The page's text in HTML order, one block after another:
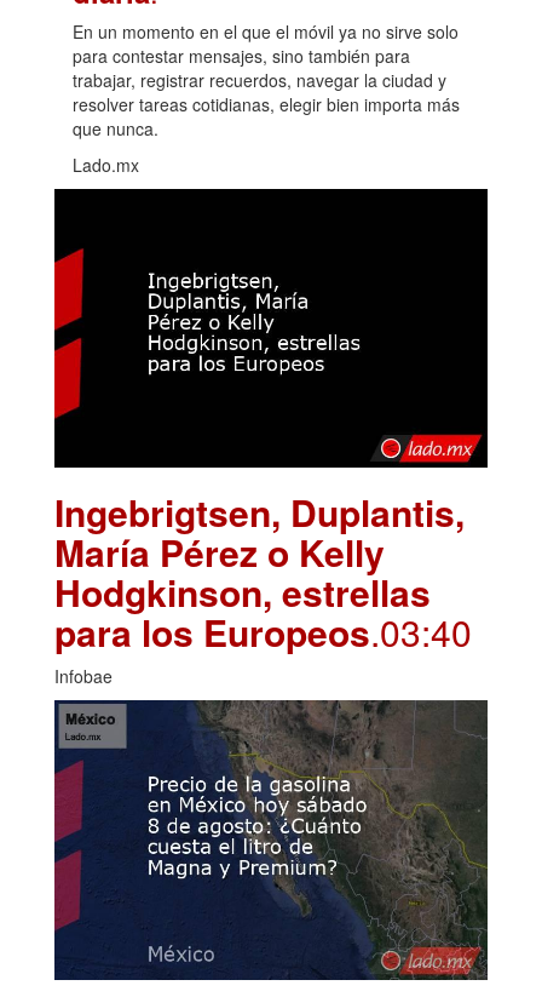
En un momento en el que el móvil ya no sirve solo
para contestar mensajes, sino también para
trabajar, registrar recuerdos, navegar la ciudad y
resolver tareas cotidianas, elegir bien importa más
que nunca.
Lado.mx
Ingebrigtsen, Duplantis,
María Pérez o Kelly
Hodgkinson, estrellas
para los Europeos.03:40
Infobae